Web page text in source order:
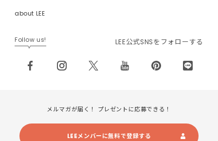
about LEE
Follow us! LEE公式SNSをフォローする
メルマガが届く！ プレゼントに応募できる！
LEEメンバーに無料で登録する